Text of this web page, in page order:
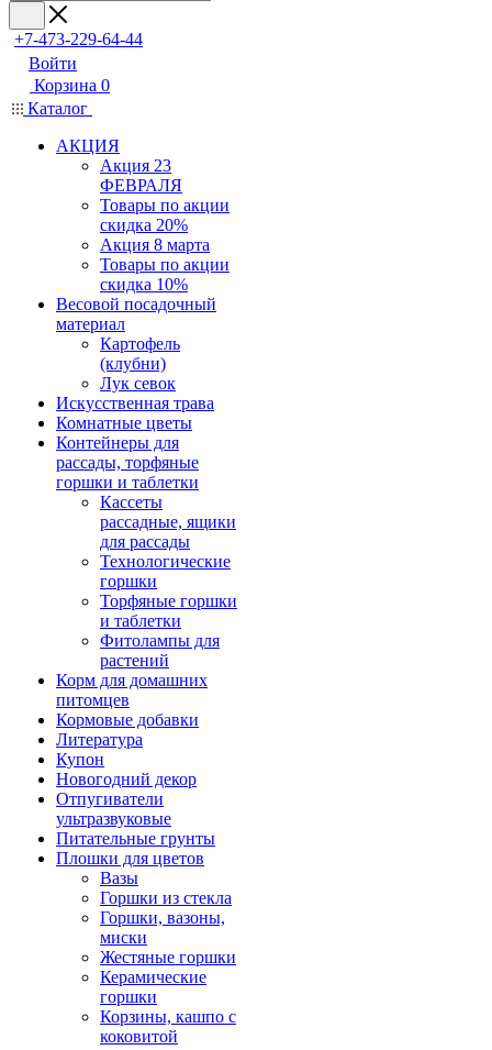
+7-473-229-64-44
Войти
Корзина 0
Каталог
АКЦИЯ
Акция 23
ФЕВРАЛЯ
Товары по акции
скидка 20%
Акция 8 марта
Товары по акции
скидка 10%
Весовой посадочный
материал
Картофель
(клубни)
Лук севок
Искусственная трава
Комнатные цветы
Контейнеры для
рассады, торфяные
горшки и таблетки
Кассеты
рассадные, ящики
для рассады
Технологические
горшки
Торфяные горшки
и таблетки
Фитолампы для
растений
Корм для домашних
питомцев
Кормовые добавки
Литература
Купон
Новогодний декор
Отпугиватели
ультразвуковые
Питательные грунты
Плошки для цветов
Вазы
Горшки из стекла
Горшки, вазоны,
миски
Жестяные горшки
Керамические
горшки
Корзины, кашпо с
коковитой